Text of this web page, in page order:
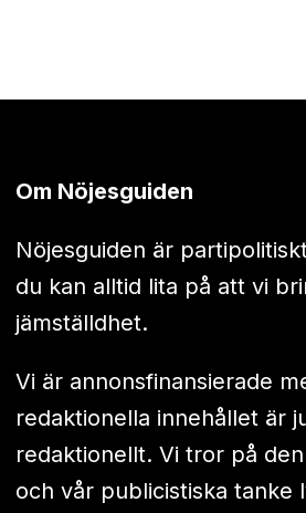
Om Nöjesguiden
Nöjesguiden är
du kan alltid lita på att vi
jämställdhet.
Vi är annonsfinansierade
redaktionella innehållet är
redaktionellt. Vi tror på
och vår publicistiska tanke